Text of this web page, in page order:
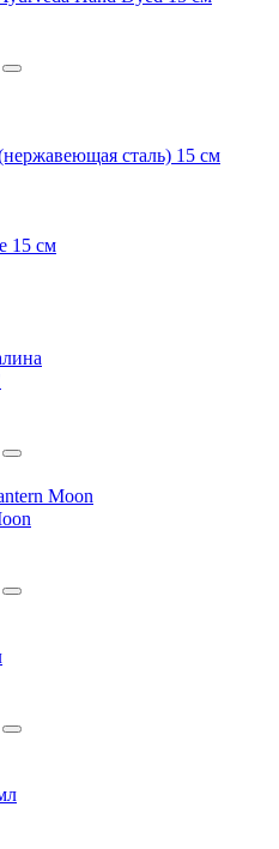
сталь) 15 см